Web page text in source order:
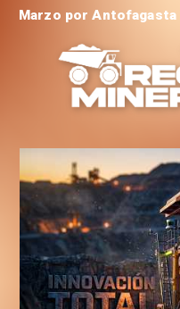
Marzo por Antofagasta